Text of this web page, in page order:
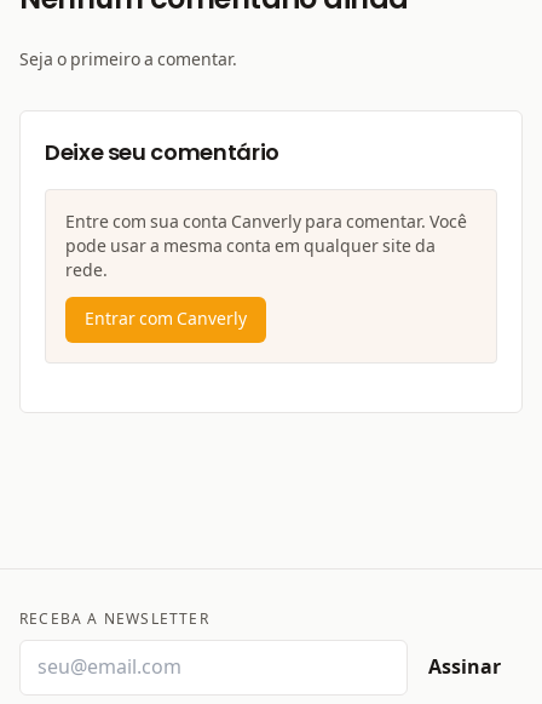
Seja o primeiro a comentar.
Deixe seu comentário
Entre com sua conta Canverly para comentar. Você
pode usar a mesma conta em qualquer site da
rede.
Entrar com Canverly
RECEBA A NEWSLETTER
Assinar